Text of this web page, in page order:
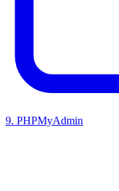
9. PHPMyAdmin